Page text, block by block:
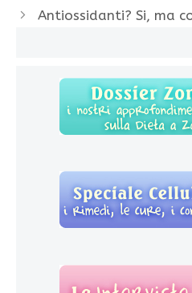
Antiossidanti? Si, ma